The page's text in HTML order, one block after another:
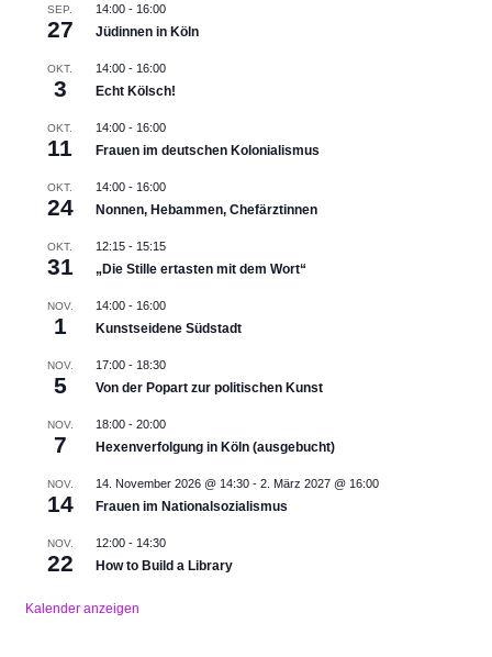
SEP.
27
14:00- 16:00
Jüdinnen in Köln
OKT.
3
14:00- 16:00
Echt Kölsch!
OKT.
11
14:00- 16:00
Frauen im deutschen Kolonialismus
OKT.
24
14:00- 16:00
Nonnen, Hebammen, Chefärztinnen
OKT.
31
12:15- 15:15
„Die Stille ertasten mit dem Wort“
NOV.
1
14:00- 16:00
Kunstseidene Südstadt
NOV.
5
17:00- 18:30
Von der Popart zur politischen Kunst
NOV.
7
18:00- 20:00
Hexenverfolgung in Köln (ausgebucht)
NOV.
14
14. November 2026 @ 14:30- 2. März 2027 @ 16:00
Frauen im Nationalsozialismus
NOV.
22
12:00- 14:30
How to Build a Library
Kalender anzeigen